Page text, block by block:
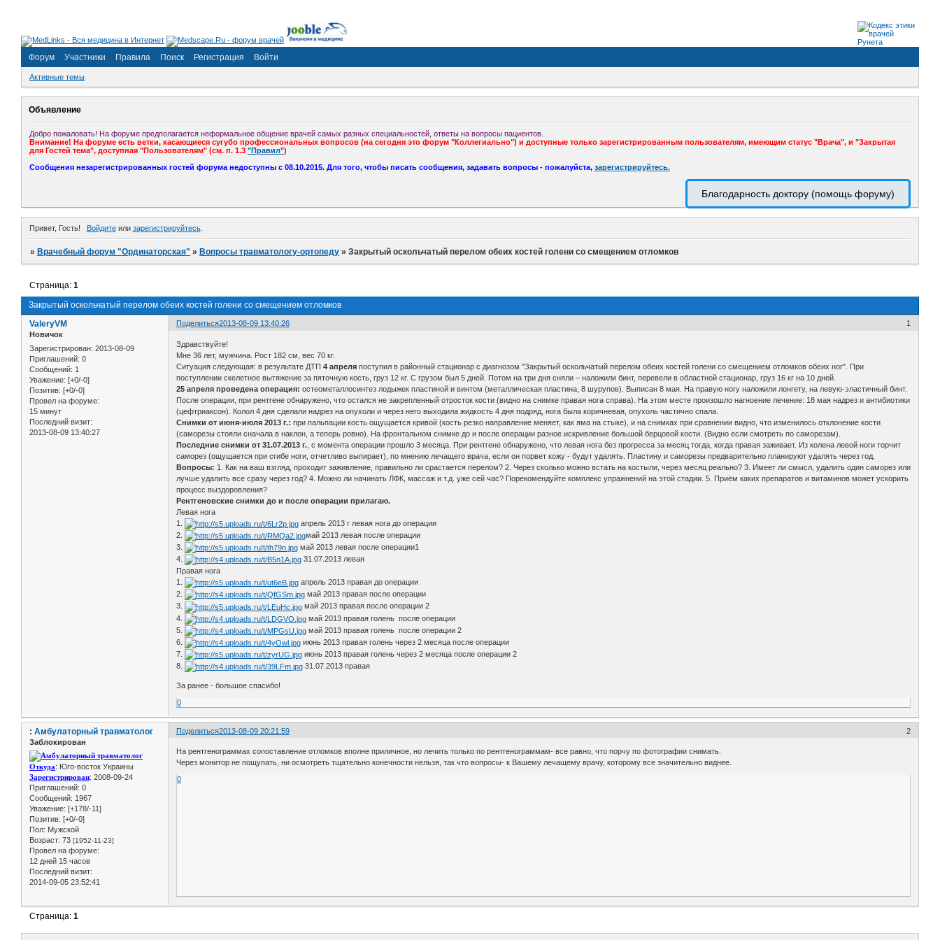
Форум Участники Правила Поиск Регистрация Войти
Активные темы
Объявление
Добро пожаловать! На форуме предполагается неформальное общение врачей самых разных специальностей, ответы на вопросы пациентов.
Внимание! На форуме есть ветки, касающиеся сугубо профессиональных вопросов (на сегодня это форум "Коллегиально") и доступные только зарегистрированным пользователям, имеющим статус "Врача", и "Закрытая
для Гостей тема", доступная "Пользователям" (см. п. 1.3 "Правил")
Сообщения незарегистрированных гостей форума недоступны с 08.10.2015. Для того, чтобы писать сообщения, задавать вопросы - пожалуйста, зарегистрируйтесь.
Благодарность доктору (помощь форуму)
Привет, Гость! Войдитеили зарегистрируйтесь.
» Врачебный форум "Ординаторская" » Вопросы травматологу-ортопеду »Закрытый оскольчатый перелом обеих костей голени со смещением отломков
Закрытый оскольчатый перелом обеих костей голени со смещением отломков
Страница:1
Поделиться 1
2013-08-09 13:40:26
ValeryVM
Новичок
Зарегистрирован: 2013-08-09
Приглашений: 0
Сообщений: 1
Уважение: [+0/-0]
Позитив: [+0/-0]
Провел на форуме:
15 минут
Последний визит:
2013-08-09 13:40:27
Здравствуйте!
Мне 36 лет, мужчина. Рост 182 см, вес 70 кг.
Ситуация следующая: в результате ДТП4 апреля поступил в районный стационар с диагнозом "Закрытый оскольчатый перелом обеих костей голени со смещением отломков обеих ног". При
поступлении скелетное вытяжение за пяточную кость, груз 12 кг. С грузом был 5 дней. Потом на три дня сняли – наложили бинт, перевели в областной стационар, груз 16 кг на 10 дней.
25 апреля проведена операция: остеометаллосинтез лодыжек пластиной и винтом (металлическая пластина, 8 шурупов). Выписан 8 мая. На правую ногу наложили лонгету, на левую-эластичный бинт.
После операции, при рентгене обнаружено, что остался не закрепленный отросток кости (видно на снимке правая нога справа). На этом месте произошло нагноение лечение: 18 мая надрез и антибиотики
(цефтриаксон). Колол 4 дня сделали надрез на опухоли и через него выходила жидкость 4 дня подряд, нога была коричневая, опухоль частично спала.
Снимки от июня-июля 2013 г.: при пальпации кость ощущается кривой (кость резко направление меняет, как яма на стыке), и на снимках при сравнении видно, что изменилось отклонение кости
(саморезы стояли сначала в наклон, а теперь ровно). На фронтальном снимке до и после операции разное искривление большой берцовой кости. (Видно если смотреть по саморезам).
Последние снимки от 31.07.2013 г. , с момента операции прошло 3 месяца. При рентгене обнаружено, что левая нога без прогресса за месяц тогда, когда правая заживает. Из колена левой ноги торчит
саморез (ощущается при сгибе ноги, отчетливо выпирает), по мнению лечащего врача, если он порвет кожу - будут удалять. Пластину и саморезы предварительно планируют удалять через год.
Вопросы: 1. Как на ваш взгляд, проходит заживление, правильно ли срастается перелом? 2. Через сколько можно встать на костыли, через месяц реально? 3. Имеет ли смысл, удалить один саморез или
лучше удалить все сразу через год? 4. Можно ли начинать ЛФК, массаж и т.д. уже сей час? Порекомендуйте комплекс упражнений на этой стадии. 5. Приём каких препаратов и витаминов может ускорить
процесс выздоровления?
Рентгеновские снимки до и после операции прилагаю.
Левая нога
1.
апрель 2013 г левая нога до операции
2.
май 2013 левая после операции
3.
май 2013 левая после операции1
4.
31.07.2013 левая
Правая нога
1.
апрель 2013 правая до операции
2.
май 2013 правая после операции
3.
май 2013 правая после операции 2
4.
май 2013 правая голень после операции
5.
май 2013 правая голень после операции 2
6.
июнь 2013 правая голень через 2 месяца после операции
7.
июнь 2013 правая голень через 2 месяца после операции 2
8.
31.07.2013 правая
За ранее - большое спасибо!
0
Поделиться 2
2013-08-09 20:21:59
: Амбулаторный травматолог
Заблокирован
Откуда: Юго-восток Украины
Зарегистрирован: 2008-09-24
Приглашений: 0
Сообщений: 1967
Уважение: [+178/-11]
Позитив: [+0/-0]
Пол: Мужской
Возраст: 73 [1952-11-23]
Провел на форуме:
12 дней 15 часов
Последний визит:
2014-09-05 23:52:41
На рентгенограммах сопоставление отломков вполне приличное, но лечить только по рентгенограммам- все равно, что порчу по фотографии снимать.
Через монитор не пощупать, ни осмотреть тщательно конечности нельзя, так что вопросы- к Вашему лечащему врачу, которому все значительно виднее.
0
Страница:1